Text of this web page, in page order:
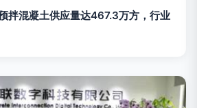
拌混凝土供应量达467.3万方，行业